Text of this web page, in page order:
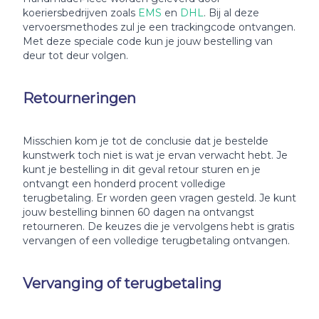
koeriersbedrijven zoals EMS en DHL. Bij al deze
vervoersmethodes zul je een trackingcode ontvangen.
Met deze speciale code kun je jouw bestelling van
deur tot deur volgen.
Retourneringen
Misschien kom je tot de conclusie dat je bestelde
kunstwerk toch niet is wat je ervan verwacht hebt. Je
kunt je bestelling in dit geval retour sturen en je
ontvangt een honderd procent volledige
terugbetaling. Er worden geen vragen gesteld. Je kunt
jouw bestelling binnen 60 dagen na ontvangst
retourneren. De keuzes die je vervolgens hebt is gratis
vervangen of een volledige terugbetaling ontvangen.
Vervanging of terugbetaling